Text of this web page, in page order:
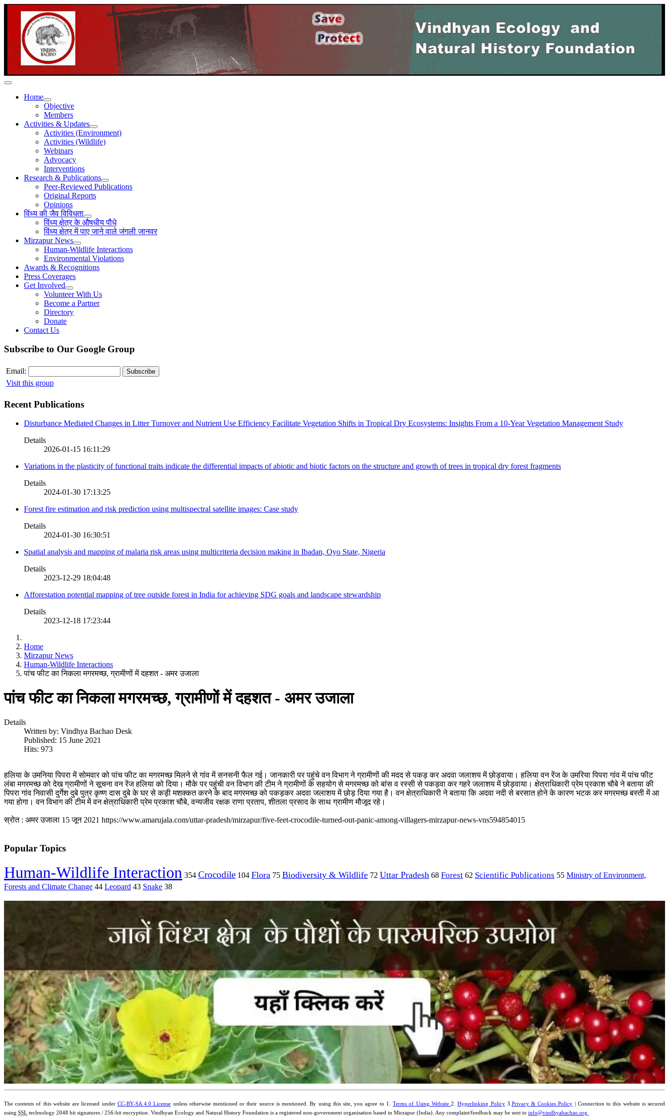
Home
Objective
Members
Activities & Updates
Activities (Environment)
Activities (Wildlife)
Webinars
Advocacy
Interventions
Research & Publications
Peer-Reviewed Publications
Original Reports
Opinions
विंध्य की जैव विविधता
विंध्य क्षेत्र के औषधीय पौधे
विंध्य क्षेत्र में पाए जाने वाले जंगली जानवर
Mirzapur News
Human-Wildlife Interactions
Environmental Violations
Awards & Recognitions
Press Coverages
Get Involved
Volunteer With Us
Become a Partner
Directory
Donate
Contact Us
Subscribe to Our Google Group
Email:
Visit this group
Recent Publications
Disturbance Mediated Changes in Litter Turnover and Nutrient Use Efficiency Facilitate Vegetation Shifts in Tropical Dry Ecosystems: Insights From a 10-Year Vegetation Management Study
Details
2026-01-15 16:11:29
Variations in the plasticity of functional traits indicate the differential impacts of abiotic and biotic factors on the structure and growth of trees in tropical dry forest fragments
Details
2024-01-30 17:13:25
Forest fire estimation and risk prediction using multispectral satellite images: Case study
Details
2024-01-30 16:30:51
Spatial analysis and mapping of malaria risk areas using multicriteria decision making in Ibadan, Oyo State, Nigeria
Details
2023-12-29 18:04:48
Afforestation potential mapping of tree outside forest in India for achieving SDG goals and landscape stewardship
Details
2023-12-18 17:23:44
Home
Mirzapur News
Human-Wildlife Interactions
पांच फीट का निकला मगरमच्छ, ग्रामीणों में दहशत - अमर उजाला
पांच फीट का निकला मगरमच्छ, ग्रामीणों में दहशत - अमर उजाला
Details
Written by: Vindhya Bachao Desk
Published: 15 June 2021
Hits: 973
हलिया के उमनिया पिपरा में सोमवार को पांच फीट का मगरमच्छ मिलने से गांव में सनसनी फैल गई। जानकारी पर पहुंचे वन विभाग ने ग्रामीणों की मदद से पकड़ कर अदवा जलाशय में छोड़वाया। हलिया वन रेंज के उमरिया पिपरा गांव में पांच फीट
लंबा मगरमच्छ को देख ग्रामीणों ने सूचना वन रेंज हलिया को दिया। मौके पर पहुंची वन विभाग की टीम ने ग्रामीणों के सहयोग से मगरमच्छ को बांस व रस्सी से पकड़वा कर गहरे जलाशय में छोड़वाया। क्षेत्राधिकारी प्रेम प्रकाश चौबे ने बताया की
पिपरा गांव निवासी दुर्गेश दुबे पुत्र कृष्ण दास दुबे के घर से कड़ी मशक्कत करने के बाद मगरमच्छ को पकड़कर अदवा जलाशय में छोड़ दिया गया है। वन क्षेत्राधिकारी ने बताया कि अदवा नदी से बरसात होने के कारण भटक कर मगरमच्छ बस्ती में आ
गया होगा। वन विभाग की टीम में वन क्षेत्राधिकारी प्रेम प्रकाश चौबे, वन्यजीव रक्षक राणा प्रताप, शीतला प्रसाद के साथ ग्रामीण मौजूद रहे।
स्रोत : अमर उजाला 15 जून 2021 https://www.amarujala.com/uttar-pradesh/mirzapur/five-feet-crocodile-turned-out-panic-among-villagers-mirzapur-news-vns594854015
Popular Topics
Human-Wildlife Interaction 354 Crocodile 104 Flora 75 Biodiversity & Wildlife 72 Uttar Pradesh 68 Forest 62 Scientific Publications 55 Ministry of Environment,
Forests and Climate Change 44 Leopard 43 Snake 38
The contents of this website are licensed under CC-BY-SA 4.0 License unless otherwise mentioned or their source is mentioned. By using this site, you agree to 1.Terms of Using Website2.Hyperlinking Policy3.Privacy & Cookies Policy | Connection to this website is secured
using SSL technology 2048 bit signatures / 256-bit encryption. Vindhyan Ecology and Natural History Foundation is a registered non-government organisation based in Mirzapur (India). Any complaint/feedback may be sent to info@vindhyabachao.org